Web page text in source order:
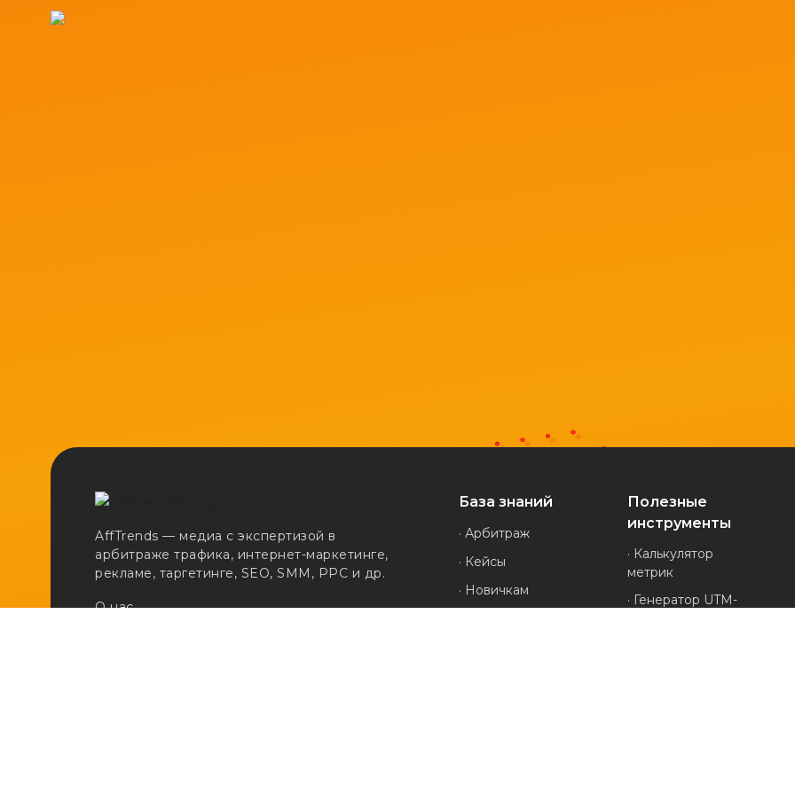
AffTrends — медиа с экспертизой в
арбитраже трафика, интернет-маркетинге,
рекламе, таргетинге, SEO, SMM, PPC и др.
О нас
База знаний
· Арбитраж
· Кейсы
· Новичкам
Полезные
инструменты
· Калькулятор
метрик
· Генератор UTM-